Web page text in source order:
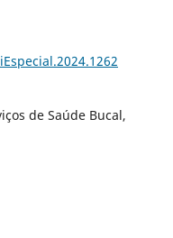
de Saúde Bucal,